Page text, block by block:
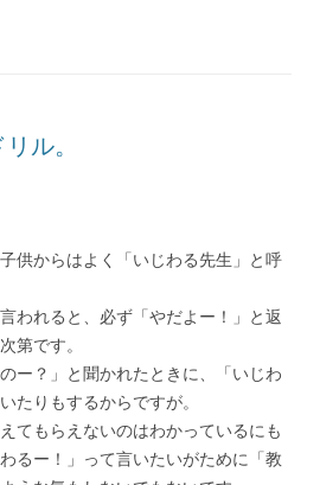
ル。
供からはよく「いじわる先生」と呼
われると、必ず「やだよー！」と返
第です。
ー？」と聞かれたときに、「いじわ
たりもするからですが。
てもらえないのはわかっているにも
るー！」って言いたいがために「教